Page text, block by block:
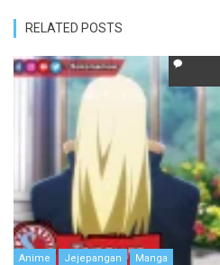
RELATED POSTS
Anime Jejepangan Manga